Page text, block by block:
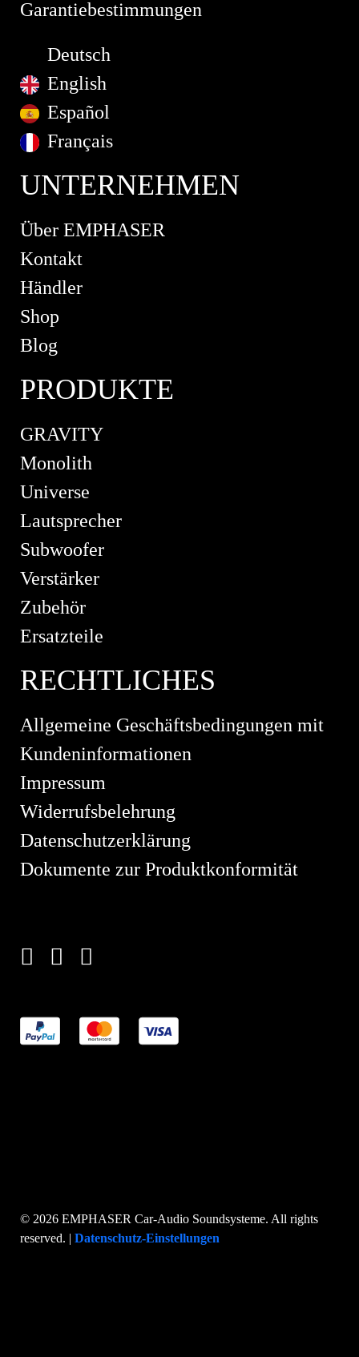
Garantiebestimmungen
Deutsch
English
Español
Français
UNTERNEHMEN
Über EMPHASER
Kontakt
Händler
Shop
Blog
PRODUKTE
GRAVITY
Monolith
Universe
Lautsprecher
Subwoofer
Verstärker
Zubehör
Ersatzteile
RECHTLICHES
Allgemeine Geschäftsbedingungen mit
Kundeninformationen
Impressum
Widerrufsbelehrung
Datenschutzerklärung
Dokumente zur Produktkonformität
© 2026 EMPHASER Car-Audio Soundsysteme. All rights
reserved. | Datenschutz-Einstellungen